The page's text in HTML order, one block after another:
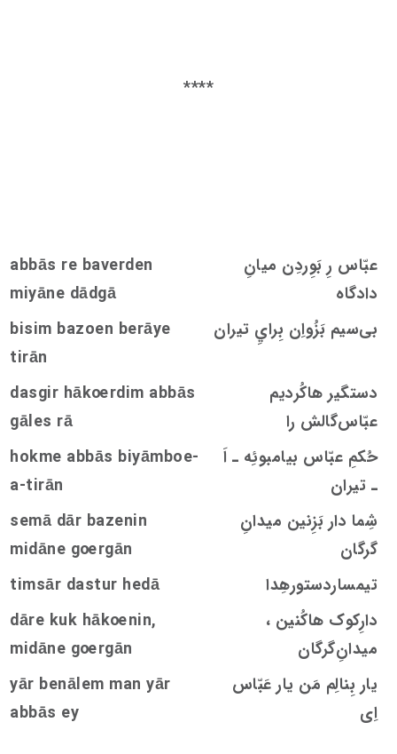
****
عبّاس رِ بَوِردِن میانِ
دادگاه
abbās re baverden
miyāne dādgā
بی‌سیم بَزُواِن بِرايِ تیران
bisim bazoen berāye
tirān
دستگیر هاکُردیم
عبّاس‌گالش را
dasgir hākoerdim abbās
gāles rā
حُکمِ عبّاس بیامبوئِه ـ اَ
ـ تیران
hokme abbās biyāmboe-
a-tirān
شِما دار بَزِنین ميدانِ
گرگان
semā dār bazenin
midāne goergān
تیمساردستورهِدا
timsār dastur hedā
‌دارِکوک هاکُنین ،
ميدانِ‌گرگان
dāre kuk hākoenin,
midāne goergān
یار بِنالِم مَن یار عَبّاس
اِی
yār benālem man yār
abbās ey